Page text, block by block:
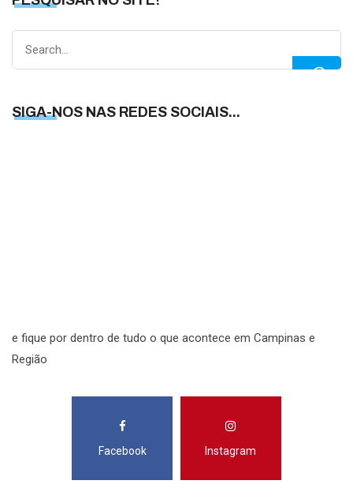
SIGA-NOS NAS REDES SOCIAIS...
e fique por dentro de tudo o que acontece em Campinas e
Região
Facebook Instagram